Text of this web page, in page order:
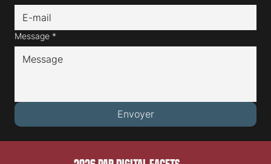
Message *
Envoyer